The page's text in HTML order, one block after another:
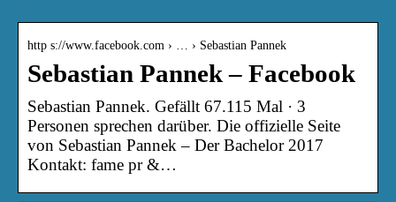
http s://www.facebook.com › … › Sebastian Pannek
Sebastian Pannek – Facebook
Sebastian Pannek. Gefällt 67.115 Mal · 3
Personen sprechen darüber. Die offizielle Seite
von Sebastian Pannek – Der Bachelor 2017
Kontakt: fame pr &…